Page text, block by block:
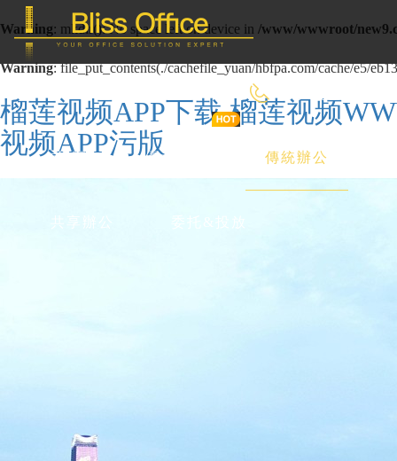
Warning: mkdir(): No space left on device in /www/wwwroot/
Warning: file_put_contents(./cachefile_yuan/hbfpa.com/cache/e5/
榴莲视频APP下载,榴莲视频
视频APP污版
400-8090-660
首 頁 優選好房 傳統辦公
共享辦公 委托&投放